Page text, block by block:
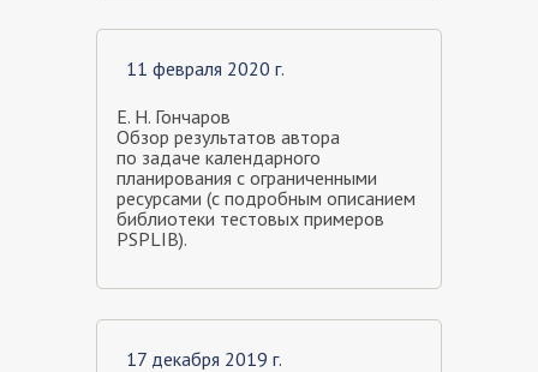
11 февраля 2020 г.
Е. Н. Гончаров
Обзор результатов автора
по задаче календарного
планирования с ограниченными
ресурсами (с подробным описанием
библиотеки тестовых примеров
PSPLIB).
17 декабря 2019 г.